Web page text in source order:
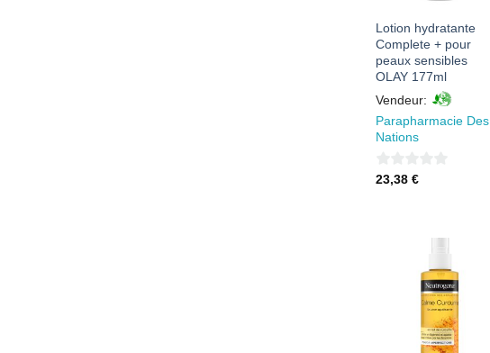
Lotion hydratante
Complete + pour
peaux sensibles
OLAY 177ml
Vendeur:
Parapharmacie Des
Nations
0
23,38 €
AJOUTER
À MES
FAVORIS